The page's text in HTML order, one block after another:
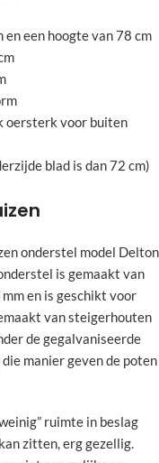
een hoogte van 78 cm
oersterk voor buiten
blad is dan 72 cm)
onderstel model Delton
is gemaakt van
en is geschikt voor
van steigerhouten
de gegalvaniseerde
manier geven de poten
ruimte in beslag
zitten, erg gezellig.